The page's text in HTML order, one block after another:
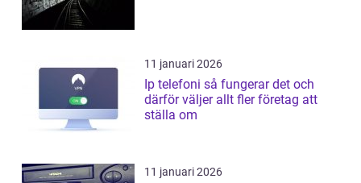
11 januari 2026
Ip telefoni så fungerar det och
därför väljer allt fler företag att
ställa om
11 januari 2026